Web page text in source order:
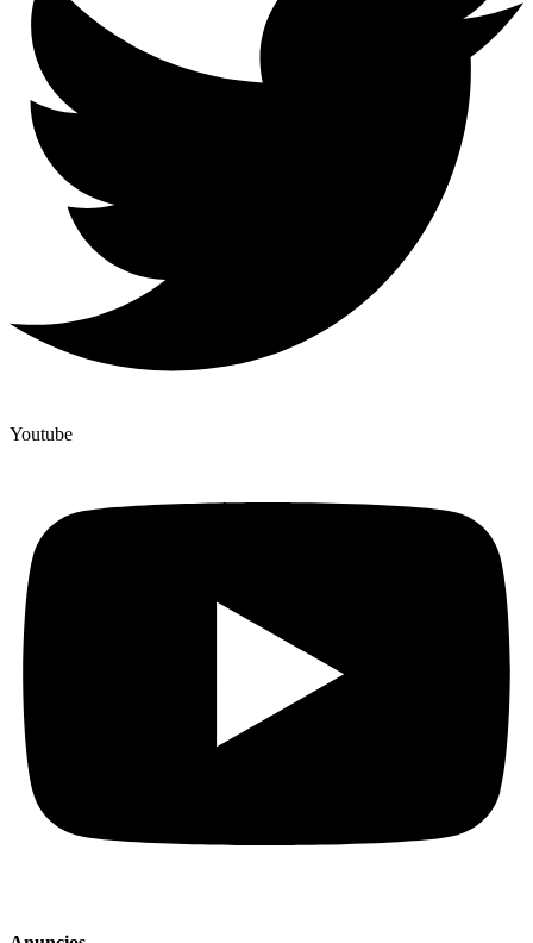
Youtube